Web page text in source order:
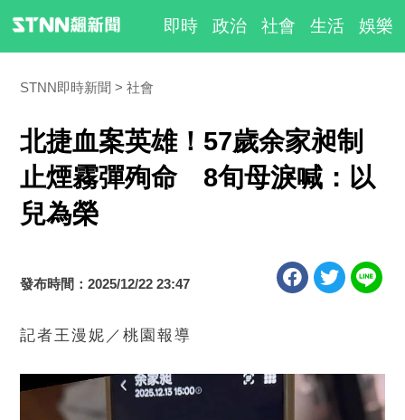
即時 政治 社會 生活 娛樂
STNN即時新聞 社會
北捷血案英雄！57歲余家昶制
止煙霧彈殉命 8旬母淚喊：以
兒為榮
發布時間：2025/12/22 23:47
記者王漫妮／桃園報導